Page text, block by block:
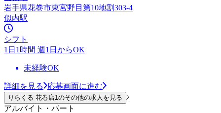
岩手県花巻市東宮野目第10地割303-4
似内駅
シフト
1日1時間 週1日からOK
未経験OK
詳細を見る 応募画面に進む
りらくる 花巻店1のその他の求人を見る
アルバイト・パート